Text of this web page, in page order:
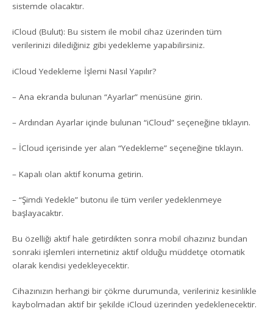
sistemde olacaktır.
iCloud (Bulut): Bu sistem ile mobil cihaz üzerinden tüm
verilerinizi dilediğiniz gibi yedekleme yapabilirsiniz.
iCloud Yedekleme İşlemi Nasıl Yapılır?
– Ana ekranda bulunan “Ayarlar” menüsüne girin.
– Ardından Ayarlar içinde bulunan “iCloud” seçeneğine tıklayın.
– İCloud içerisinde yer alan “Yedekleme” seçeneğine tıklayın.
– Kapalı olan aktif konuma getirin.
– “Şimdi Yedekle” butonu ile tüm veriler yedeklenmeye
başlayacaktır.
Bu özelliği aktif hale getirdikten sonra mobil cihazınız bundan
sonraki işlemleri internetiniz aktif olduğu müddetçe otomatik
olarak kendisi yedekleyecektir.
Cihazınızın herhangi bir çökme durumunda, verileriniz kesinlikle
kaybolmadan aktif bir şekilde iCloud üzerinden yedeklenecektir.